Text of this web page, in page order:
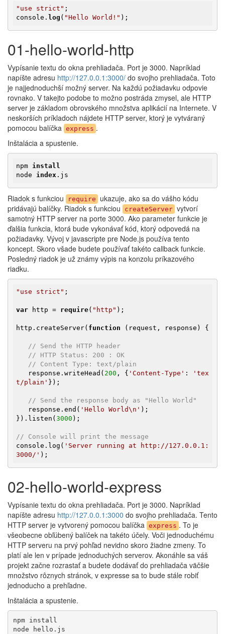
"use strict" ;
console. log ( "Hello World!" );
01-hello-world-http
Vypísanie textu do okna prehliadača. Port je 3000. Napríklad
napíšte adresu http://127.0.0.1:3000/ do svojho prehliadača. Toto
je najjednoduchší možný server. Na každú požiadavku odpovie
rovnako. V takejto podobe to možno postráda zmysel, ale HTTP
server je základom obrovského množstva aplikácií na Internete. V
neskorších príkladoch nájdete HTTP server, ktorý je vytváraný
pomocou balíčka express .
Inštalácia a spustenie.
npm install
node index .js
Riadok s funkciou require
ukazuje, ako sa do vášho kódu
pridávajú balíčky. Riadok s funkciou
createServer vytvorí
samotný HTTP server na porte 3000. Ako parameter funkcie je
ďalšia funkcia, ktorá bude vykonávať kód, ktorý odpovedá na
požiadavky. Vývoj v javascripte pre Node.js používa tento
koncept. Skoro všade budete používať takéto callback funkcie.
Posledný riadok je už známy výpis na konzolu príkazového
riadku.
"use strict" ;
var http = require( "http" );
http.createServer( function (request, response) {
// Send the HTTP header
// HTTP Status: 200 : OK
// Content Type: text/plain
   response.writeHead(
200 , { 'Content-Type' :
'tex
t/plain' });
// Send the response body as "Hello World"
   response.end(
'Hello World\n' );
}).listen( 3000 );
// Console will print the message
console.log( 'Server running at http://127.0.0.1:
3000/' );
02-hello-world-express
Vypísanie textu do okna prehliadača. Port je 3000. Napríklad
napíšte adresu http://127.0.0.1:3000 do svojho prehliadača. Tento
HTTP server je vytvorený pomocou balíčka express . To je
všeobecne obľúbený balíček na takéto účely. Voči jednoduchému
HTTP serveru na prvý pohľad nevidno skoro žiadne zmeny. To
platí ale len v prípade jednoduchých serverov. Akonáhle sa váš
projekt začne rozrastať a budete dodávať do prehliadača väčšie
množstvo rôznych stránok, v expresse sa to bude stále robiť
jednoducho a prehľadne.
Inštalácia a spustenie.
npm install
node hello.js